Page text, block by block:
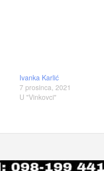
Ivanka Karlić
7 prosinca, 2021
U "Vinkovci"